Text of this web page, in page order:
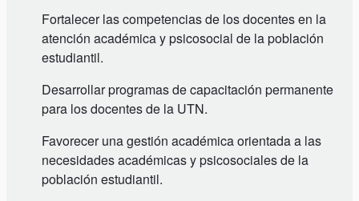
Fortalecer las competencias de los docentes en la
atención académica y psicosocial de la población
estudiantil.
Desarrollar programas de capacitación permanente
para los docentes de la UTN.
Favorecer una gestión académica orientada a las
necesidades académicas y psicosociales de la
población estudiantil.